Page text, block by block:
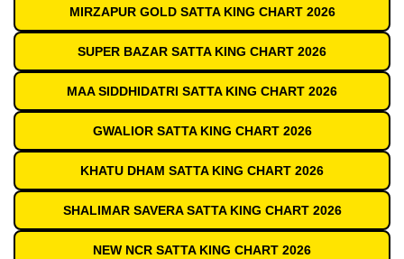
MIRZAPUR GOLD SATTA KING CHART 2026
SUPER BAZAR SATTA KING CHART 2026
MAA SIDDHIDATRI SATTA KING CHART 2026
GWALIOR SATTA KING CHART 2026
KHATU DHAM SATTA KING CHART 2026
SHALIMAR SAVERA SATTA KING CHART 2026
NEW NCR SATTA KING CHART 2026